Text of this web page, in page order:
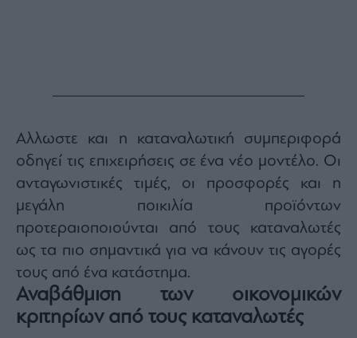
Αλλωστε και η καταναλωτική συμπεριφορά
οδηγεί τις επιχειρήσεις σε ένα νέο μοντέλο. Οι
ανταγωνιστικές τιμές, οι προσφορές και η
μεγάλη ποικιλία προϊόντων
προτεραιοποιούνται από τους καταναλωτές
ως τα πιο σημαντικά για να κάνουν τις αγορές
τους από ένα κατάστημα.
Αναβάθμιση των οικονομικών
κριτηρίων από τους καταναλωτές